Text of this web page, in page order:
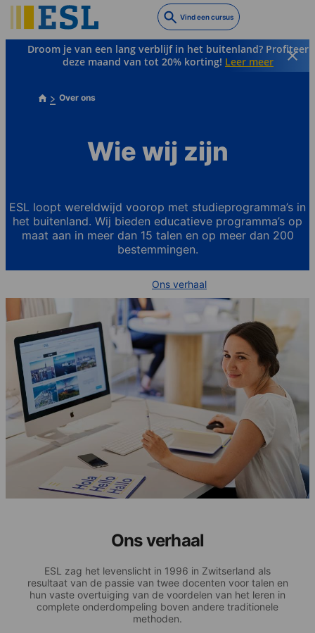
to
main
content
Vind een cursus
Droom je van een lang verblijf in het buitenland? Profiteer
deze maand van tot 20% korting! Leer meer
Over ons
Wie wij zijn
ESL loopt wereldwijd voorop met studieprogramma’s in
het buitenland. Wij bieden educatieve programma’s op
maat aan in meer dan 15 talen en op meer dan 200
bestemmingen.
Ons verhaal
Ons verhaal
ESL zag het levenslicht in 1996 in Zwitserland als
resultaat van de passie van twee docenten voor talen en
hun vaste overtuiging van de voordelen van het leren in
complete onderdompeling boven andere traditionele
methoden.